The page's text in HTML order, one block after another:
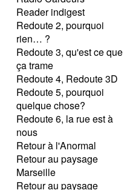
Reader indigest
Redoute 2, pourquoi
rien… ?
Redoute 3, qu'est ce que
ça trame
Redoute 4, Redoute 3D
Redoute 5, pourquoi
quelque chose?
Redoute 6, la rue est à
nous
Retour à l'Anormal
Retour au paysage
Marseille
Retour au paysage